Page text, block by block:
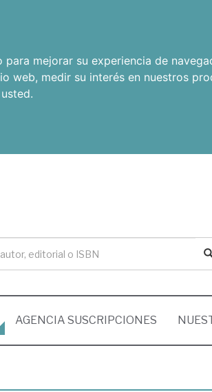
mejorar su experiencia de
web, medir su interés en nuestros
.
AGENCIA SUSCRIPCIONES